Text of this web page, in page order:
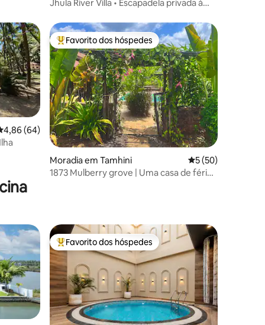
Jhula River Villa • Escapadela privada à
média de 4,86 em 5 estrelas, 64avaliações
4,86 (64)
Favoritos dos hóspedes mais apreciados
Favorito dos hóspedes
Moradia em Tamhini Classificação
5 (50)
1873 Mulberry grove | Uma casa de férias
Favoritos dos hóspedes mais apreciados
Favorito dos hóspedes